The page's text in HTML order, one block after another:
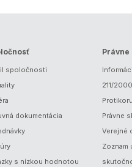
spoločnosti
dokumentácia
s nízkou hodnotou
211/2000
Právne
Verejné
Zoznam